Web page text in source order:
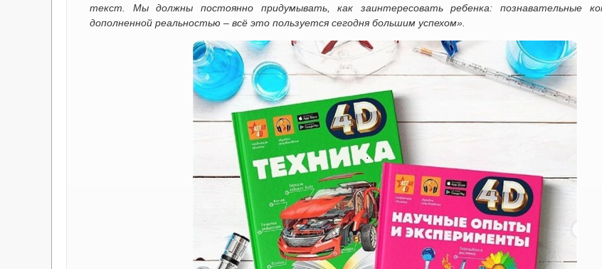
текст. Мы должны постоянно придумывать, как заинтересовать ребенка: познавательные
дополненной реальностью – всё это пользуется сегодня большим успехом».